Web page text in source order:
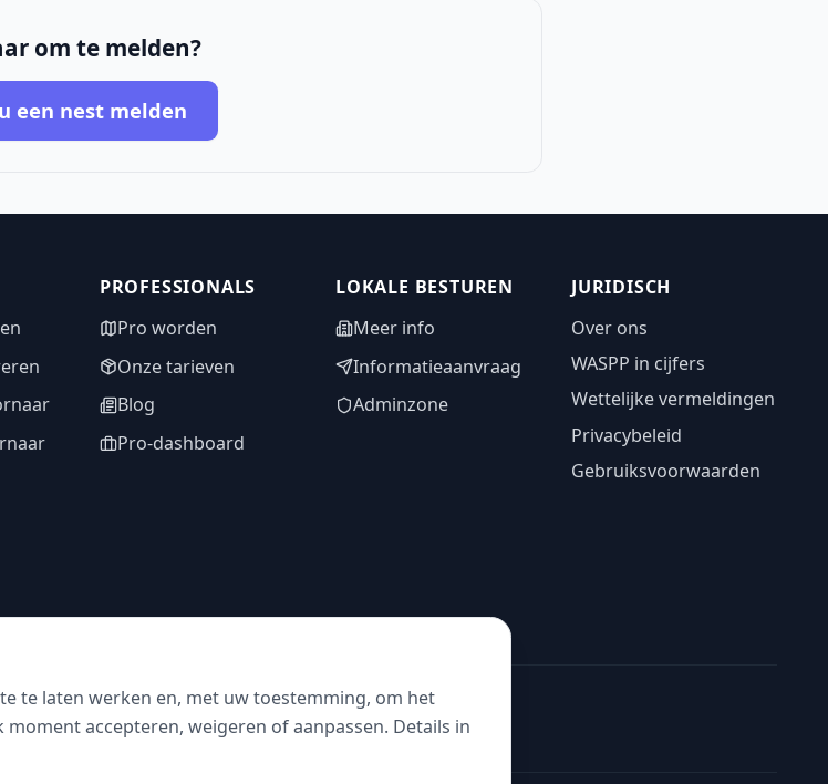
om te melden?
een nest melden
PROFESSIONALS
Pro worden
Onze tarieven
Blog
Pro-dashboard
LOKALE BESTUREN
Meer info
Informatieaanvraag
Adminzone
JURIDISCH
Over ons
WASPP in cijfers
Wettelijke vermeldingen
Privacybeleid
Gebruiksvoorwaarden
ONS
te laten werken en, met uw toestemming, om het
accepteren, weigeren of aanpassen. Details in